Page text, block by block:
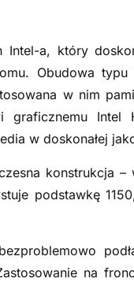
Intel-a, który
Obudowa typu
w nim
graficznemu
w doskonałej
konstrukcja –
podstawkę
na